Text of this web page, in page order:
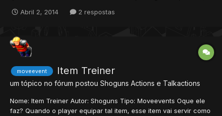
Abril 2, 2014
2 respostas
moveevent Item Treiner
um tópico no fórum postou Shoguns Actions e Talkactions
Nome: Item Treiner Autor: Shoguns Tipo: Moveevents Oque ele
faz? Quando o player equipar tal item, esse item vai servir como